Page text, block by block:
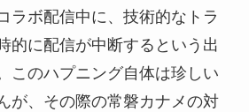
ラボ配信中に、技術的なトラ
的に配信が中断するという出
このハプニング自体は珍しい
が、その際の常磐カナメの対